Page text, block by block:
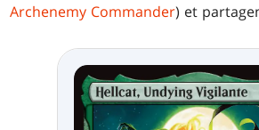
Archenemy Commander) et